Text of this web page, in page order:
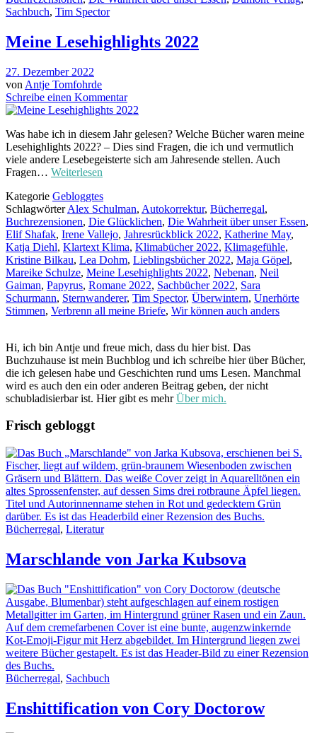
Sachbuch, Tim Spector
Meine Lesehighlights 2022
27. Dezember 2022
von Antje Tomfohrde
Schreibe einen Kommentar
Was habe ich in diesem Jahr gelesen? Welche Bücher waren meine
Lesehighlights 2022? – Dies sind Fragen, die ich und vermutlich
viele andere Lesebegeisterte sich am Jahresende stellen. Auch
Fragen… Weiterlesen
Kategorie Gebloggtes
SchlagwörterAlex Schulman, Autokorrektur, Bücherregal,
Buchrezensionen, Die Glücklichen, Die Wahrheit über unser Essen,
Elif Shafak, Irene Vallejo, Jahresrückblick 2022, Katherine May,
Katja Diehl, Klartext Klima, Klimabücher 2022, Klimagefühle,
Kristine Bilkau, Lea Dohm, Lieblingsbücher 2022, Maja Göpel,
Mareike Schulze, Meine Lesehighlights 2022, Nebenan, Neil
Gaiman, Papyrus, Romane 2022, Sachbücher 2022, Sara
Schurmann, Sternwanderer, Tim Spector, Überwintern, Unerhörte
Stimmen, Verbrenn all meine Briefe, Wir können auch anders
Hi, ich bin Antje und freue mich, dass du hier bist. Das
Buchzuhause ist mein Buchblog und ich schreibe hier über Bücher,
die ich gelesen habe und Geschichten rund ums Lesen. Manchmal
wird es auch den ein oder anderen Beitrag geben, der nicht
schubladisierbar ist. Hier gibt es mehrÜber mich.
Frisch gebloggt
Bücherregal, Literatur
Marschlande von Jarka Kubsova
Bücherregal, Sachbuch
Enshittification von Cory Doctorow